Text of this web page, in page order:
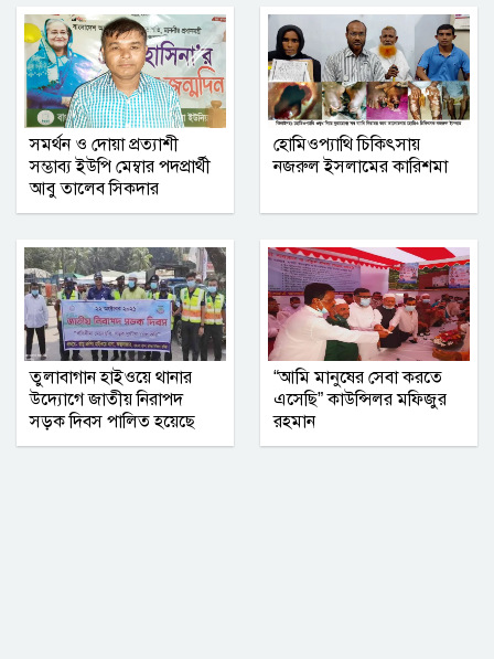
সমর্থন ও দোয়া প্রত্যাশী
সম্ভাব্য ইউপি মেম্বার পদপ্রার্থী
আবু তালেব সিকদার
হোমিওপ্যাথি চিকিৎসায়
নজরুল ইসলামের কারিশমা
তুলাবাগান হাইওয়ে থানার
উদ্যোগে জাতীয় নিরাপদ
সড়ক দিবস পালিত হয়েছে
“আমি মানুষের সেবা করতে
এসেছি” কাউন্সিলর মফিজুর
রহমান